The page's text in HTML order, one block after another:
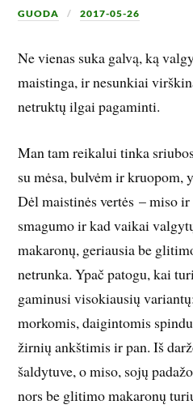
GUODA 2017-05-26
Ne vienas suka galvą, ką
maistinga, ir nesunkiai
netruktų ilgai pagaminti.
Man tam reikalui tinka
su mėsa, bulvėm ir kruopom,
Dėl maistinės vertės – miso
smagumo ir kad vaikai
makaronų, geriausia be
netrunka. Ypač patogu, kai
gaminusi visokiausių
morkomis, daigintomis
žirnių ankštimis ir pan. Iš
šaldytuve, o miso, sojų
nors be glitimo makaronų